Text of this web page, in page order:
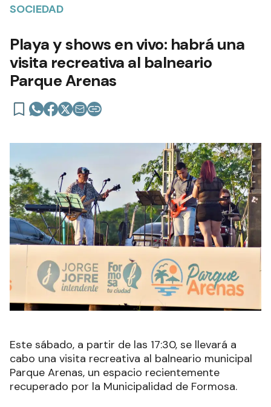
SOCIEDAD
Playa y shows en vivo: habrá una
visita recreativa al balneario
Parque Arenas
Este sábado, a partir de las 17:30, se llevará a
cabo una visita recreativa al balneario municipal
Parque Arenas, un espacio recientemente
recuperado por la Municipalidad de Formosa.